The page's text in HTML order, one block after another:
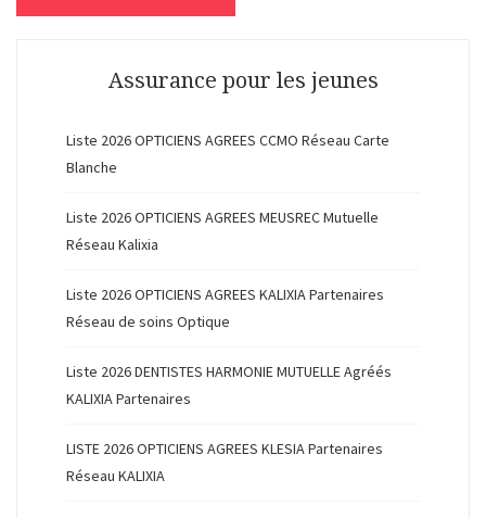
Assurance pour les jeunes
Liste 2026 OPTICIENS AGREES CCMO Réseau Carte
Blanche
Liste 2026 OPTICIENS AGREES MEUSREC Mutuelle
Réseau Kalixia
Liste 2026 OPTICIENS AGREES KALIXIA Partenaires
Réseau de soins Optique
Liste 2026 DENTISTES HARMONIE MUTUELLE Agréés
KALIXIA Partenaires
LISTE 2026 OPTICIENS AGREES KLESIA Partenaires
Réseau KALIXIA